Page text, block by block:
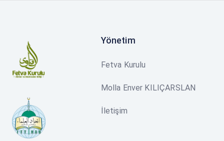
Yönetim
Fetva Kurulu
Molla Enver KILIÇARSLAN
İletişim